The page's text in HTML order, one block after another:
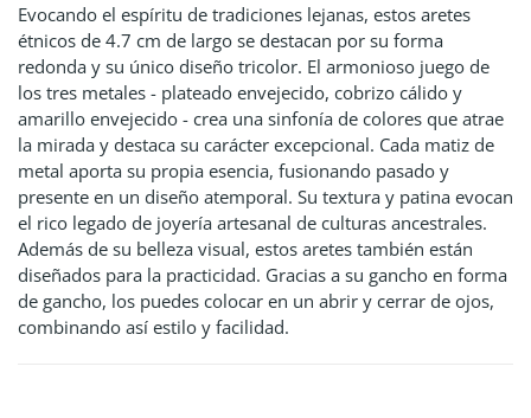
Evocando el espíritu de tradiciones lejanas, estos aretes
étnicos de 4.7 cm de largo se destacan por su forma
redonda y su único diseño tricolor. El armonioso juego de
los tres metales - plateado envejecido, cobrizo cálido y
amarillo envejecido - crea una sinfonía de colores que atrae
la mirada y destaca su carácter excepcional. Cada matiz de
metal aporta su propia esencia, fusionando pasado y
presente en un diseño atemporal. Su textura y patina evocan
el rico legado de joyería artesanal de culturas ancestrales.
Además de su belleza visual, estos aretes también están
diseñados para la practicidad. Gracias a su gancho en forma
de gancho, los puedes colocar en un abrir y cerrar de ojos,
combinando así estilo y facilidad.